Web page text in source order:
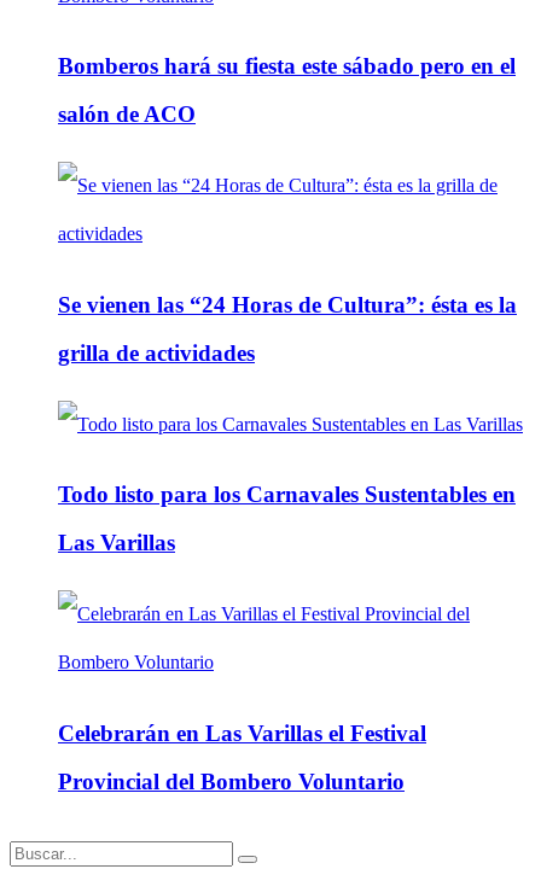
Bomberos hará su fiesta este sábado pero en el
salón de ACO
Se vienen las “24 Horas de Cultura”: ésta es la
grilla de actividades
Todo listo para los Carnavales Sustentables en
Las Varillas
Celebrarán en Las Varillas el Festival
Provincial del Bombero Voluntario